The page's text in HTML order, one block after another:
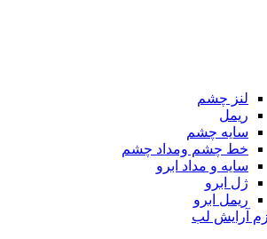
لنز چشم
ریمل
سایه چشم
خط چشم ومداد چشم
سایه و مداد ابرو
ژل ابرو
ریمل ابرو
آرایش لب